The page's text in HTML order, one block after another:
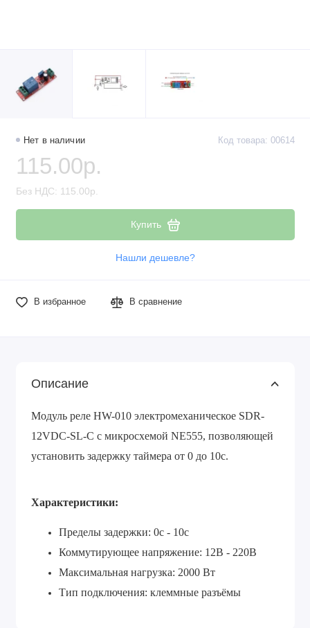
Нет в наличии Код товара: 00614
115.00р.
Без НДС: 115.00р.
Купить
Нашли дешевле?
В избранное В сравнение
Описание
Модуль реле HW-010 электромеханическое SDR-
12VDC-SL-C с микросхемой NE555, позволяющей
установить задержку таймера от 0 до 10с.
Характеристики:
Пределы задержки: 0с - 10с
Коммутирующее напряжение: 12В - 220В
Максимальная нагрузка: 2000 Вт
Тип подключения: клеммные разъёмы